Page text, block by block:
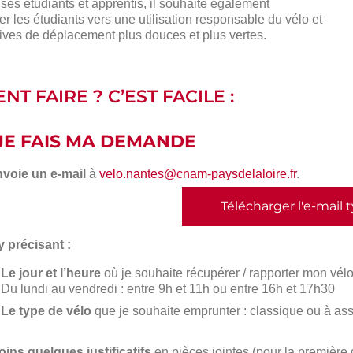
étudiants et apprentis, il souhaite également
les étudiants vers une utilisation responsable du vélo et
de déplacement plus douces et plus vertes.
FAIRE ? C’EST FACILE :
FAIS MA DEMANDE
un e-mail àvelo.nantes@cnam-paysdelaloire.fr.
Télécharger l'e-mail
précisant :
Le jour et l’heureoù je souhaite récupérer / rapporter mon
Du lundi au vendredi : entre 9h et 11h ou entre 16h et 17h30
Le type de vélo que je souhaite emprunter : classique ou à